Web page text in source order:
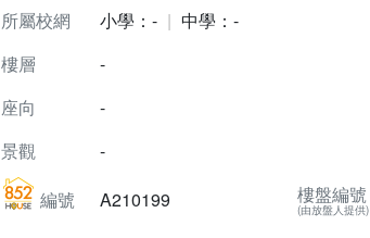
所屬校網
小學：-
中學：-
樓層
-
座向
-
景觀
-
編號
A210199 樓盤編號
(由放盤人提供)